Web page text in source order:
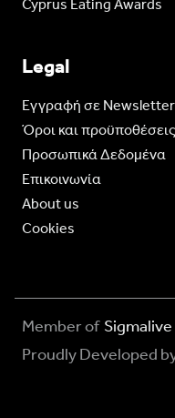
Cyprus Eating Awards
Legal
Eγγραφή σε Newsletter
Όροι και προϋποθέσεις
Προσωπικά Δεδομένα
Επικοινωνία
About us
Cookies
Member of
Proudly Developed